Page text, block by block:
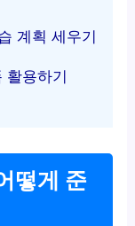
계획 세우기
활용하기
떻게 준